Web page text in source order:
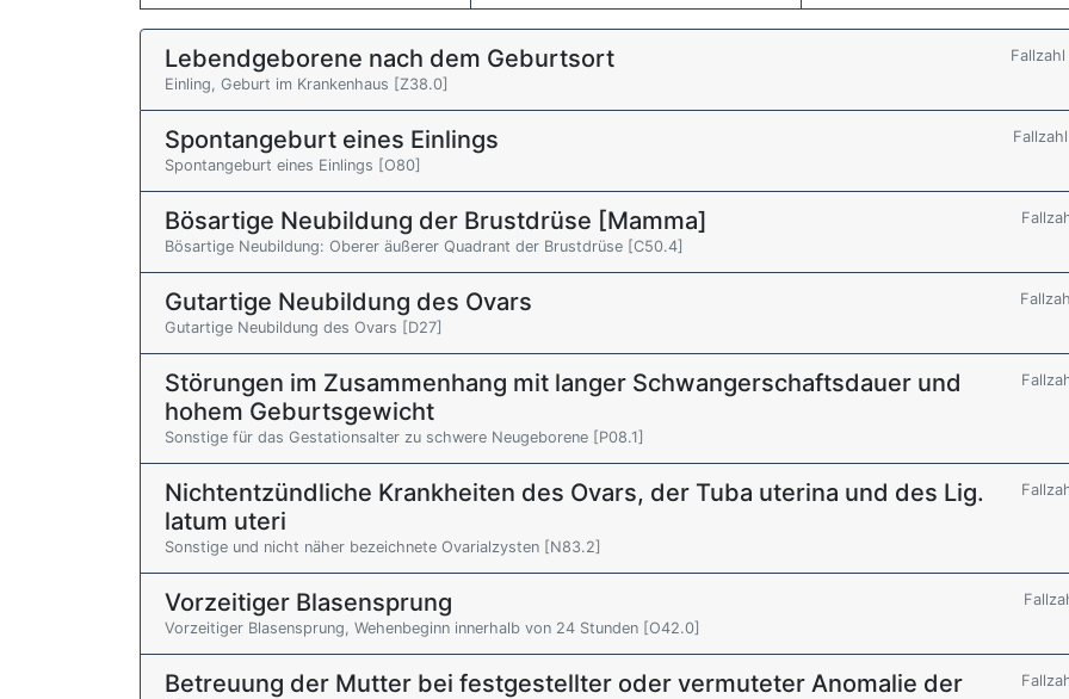
Lebendgeborene nach dem Geburtsort
Einling, Geburt im Krankenhaus [Z38.0]
Spontangeburt eines Einlings
Spontangeburt eines Einlings [O80]
Bösartige Neubildung der Brustdrüse [Mamma]
Bösartige Neubildung: Oberer äußerer Quadrant der Brustdrüse [C50.4]
Gutartige Neubildung des Ovars
Gutartige Neubildung des Ovars [D27]
Störungen im Zusammenhang mit langer Schwangerschaftsdauer und
hohem Geburtsgewicht
Sonstige für das Gestationsalter zu schwere Neugeborene [P08.1]
Nichtentzündliche Krankheiten des Ovars, der Tuba uterina und des Lig.
latum uteri
Sonstige und nicht näher bezeichnete Ovarialzysten [N83.2]
Vorzeitiger Blasensprung
Vorzeitiger Blasensprung, Wehenbeginn innerhalb von 24 Stunden [O42.0]
Betreuung der Mutter bei festgestellter oder vermuteter Anomalie der